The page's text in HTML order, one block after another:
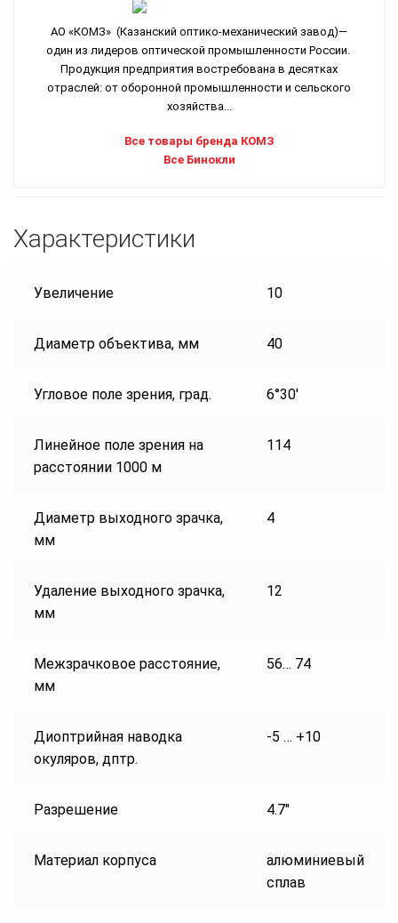
АО «КОМЗ» (Казанский оптико-механический завод)—
один из лидеров оптической промышленности России.
Продукция предприятия востребована в десятках
отраслей: от оборонной промышленности и сельского
хозяйства...
Все товары бренда КОМЗ
Все Бинокли
Характеристики
Увеличение 10
Диаметр объектива, мм 40
Угловое поле зрения, град. 6°30′
Линейное поле зрения на
расстоянии 1000 м
114
Диаметр выходного зрачка,
мм
4
Удаление выходного зрачка,
мм
12
Межзрачковое расстояние,
мм
56… 74
Диоптрийная наводка
окуляров, дптр.
-5 … +10
Разрешение 4.7″
Материал корпуса
алюминиевый
сплав